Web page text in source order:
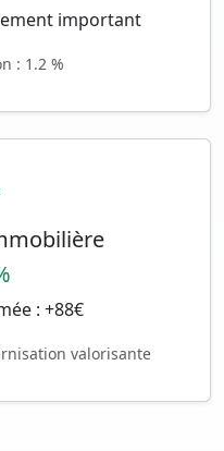
important
: 1.2 %
: +88€
valorisante